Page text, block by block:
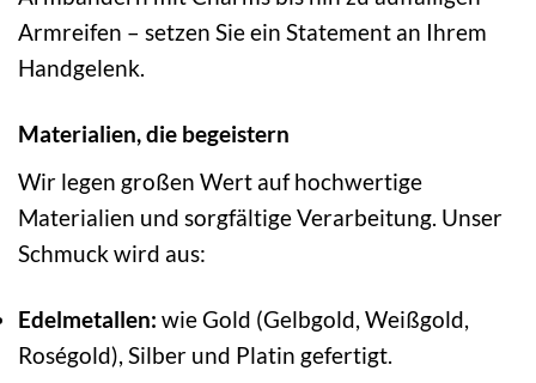
Armreifen – setzen Sie ein Statement an Ihrem
Handgelenk.
Materialien, die begeistern
Wir legen großen Wert auf hochwertige
Materialien und sorgfältige Verarbeitung. Unser
Schmuck wird aus:
Edelmetallen: wie Gold (Gelbgold, Weißgold,
Roségold), Silber und Platin gefertigt.